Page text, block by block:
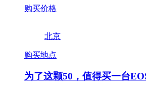
购买价格
北京
购买地点
为了这颗50，值得买一台